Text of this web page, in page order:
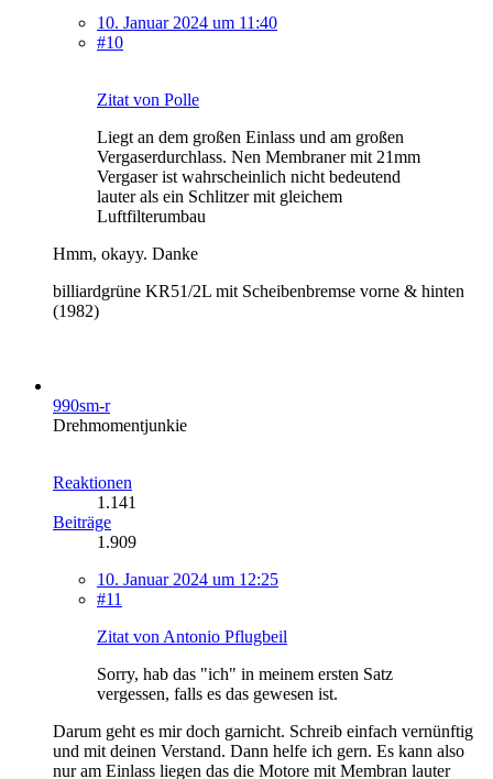
10. Januar 2024 um 11:40
#10
Zitat von Polle
Liegt an dem großen Einlass und am großen
Vergaserdurchlass. Nen Membraner mit 21mm
Vergaser ist wahrscheinlich nicht bedeutend
lauter als ein Schlitzer mit gleichem
Luftfilterumbau
Hmm, okayy. Danke
billiardgrüne KR51/2L mit Scheibenbremse vorne & hinten
(1982)
990sm-r
Drehmomentjunkie
Reaktionen
1.141
Beiträge
1.909
10. Januar 2024 um 12:25
#11
Zitat von Antonio Pflugbeil
Sorry, hab das "ich" in meinem ersten Satz
vergessen, falls es das gewesen ist.
Darum geht es mir doch garnicht. Schreib einfach vernünftig
und mit deinen Verstand. Dann helfe ich gern. Es kann also
nur am Einlass liegen das die Motore mit Membran lauter